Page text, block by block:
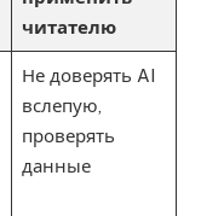
читателю
Не доверять AI
вслепую,
проверять
данные